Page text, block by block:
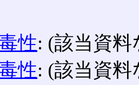
性: (該当資料
性: (該当資料